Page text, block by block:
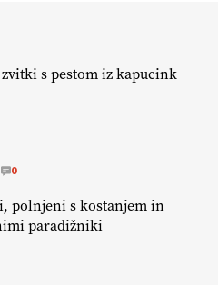
ekološka kmetija
VLOG Okus je
ekološka kmetija PR'
s pestom iz kapucink
0
polnjeni s kostanjem in
paradižniki